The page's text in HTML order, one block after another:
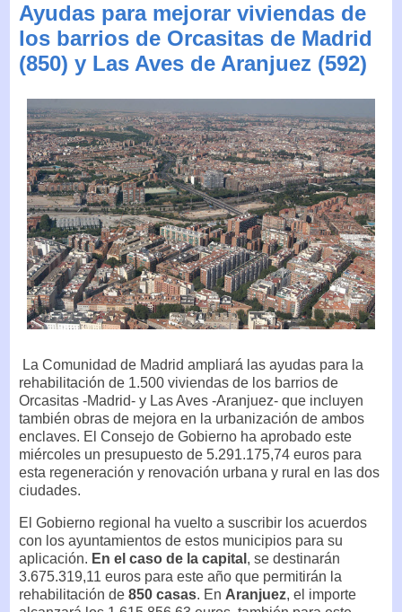
Ayudas para mejorar viviendas de
los barrios de Orcasitas de Madrid
(850) y Las Aves de Aranjuez (592)
La Comunidad de Madrid ampliará las ayudas para la
rehabilitación de 1.500 viviendas de los barrios de
Orcasitas -Madrid- y Las Aves -Aranjuez- que incluyen
también obras de mejora en la urbanización de ambos
enclaves. El Consejo de Gobierno ha aprobado este
miércoles un presupuesto de 5.291.175,74 euros para
esta regeneración y renovación urbana y rural en las dos
ciudades.
El Gobierno regional ha vuelto a suscribir los acuerdos
con los ayuntamientos de estos municipios para su
aplicación. En el caso de la capital , se destinarán
3.675.319,11 euros para este año que permitirán la
rehabilitación de 850 casas. En Aranjuez, el importe